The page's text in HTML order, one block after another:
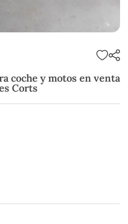
coche y motos en venta
Corts